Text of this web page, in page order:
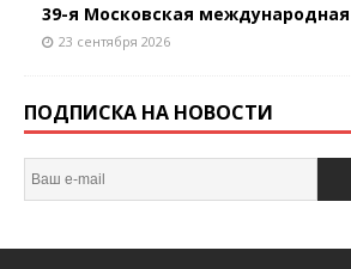
39-я Московская международная
23 сентября 2026
ПОДПИСКА НА НОВОСТИ